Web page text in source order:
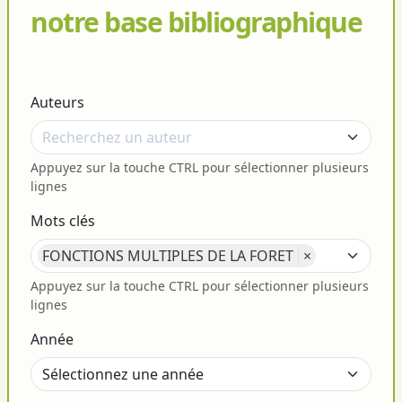
notre base bibliographique
Auteurs
Appuyez sur la touche CTRL pour sélectionner plusieurs
lignes
Mots clés
FONCTIONS MULTIPLES DE LA FORET ×
Appuyez sur la touche CTRL pour sélectionner plusieurs
lignes
Année